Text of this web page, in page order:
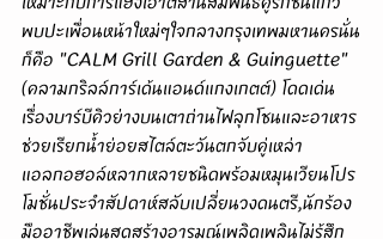
พบปะเพื่อนหน้าใหม่ๆใจกลางกรุงเทพมหานครนั่น
ก็คือ "CALM Grill Garden & Guinguette"
(คลามกริลล์การ์เด้นแอนด์แกงเกตต์) โดดเด่น
เรื่องบาร์บีคิวย่างบนเตาถ่านไฟลุกโชนและอาหาร
ช่วยเรียกน้ำย่อยสไตล์ตะวันตกจับคู่เหล่า
แอลกอฮอล์หลากหลายชนิดพร้อมหมุนเวียนโปร
โมชั่นประจำสัปดาห์สลับเปลี่ยนวงดนตรี,นักร้อง
มืออาชีพเล่นสดสร้างอารมณ์เพลิดเพลินไม่รู้สึก